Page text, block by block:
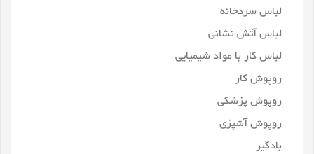
لباس سردخانه
لباس آتش نشانی
لباس کار با مواد شیمیایی
روپوش کار
روپوش پزشکی
روپوش آشپزی
بادگیر